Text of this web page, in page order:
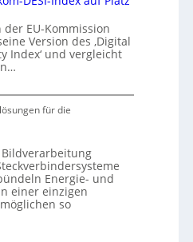
EU-Kommission
Version des ‚Digital
Index‘ und vergleicht
für die
Energie- und
einer einzigen
so